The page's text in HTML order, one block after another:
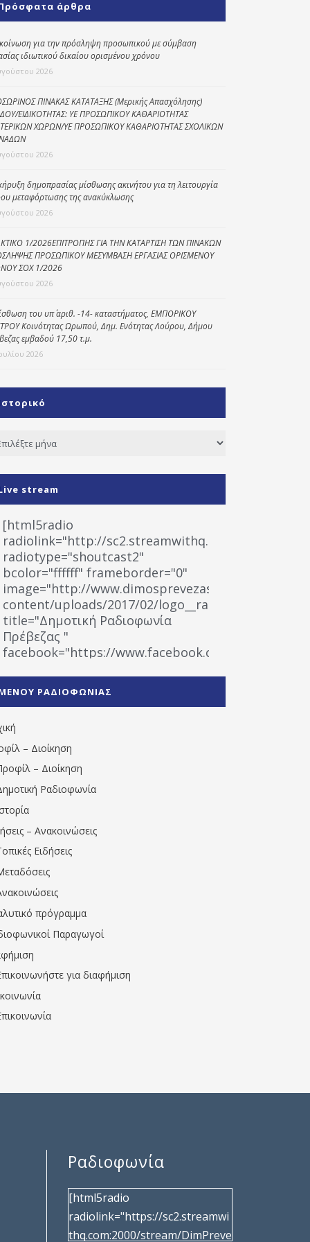
Kοινωνικό
φαρμακείο
Πρόγραμμα
“Βοήθεια στο σπίτι”
Κέντρο Ημερήσιας
Φροντίδας
άρθρα
για την πρόσληψη προσωπικού με σύμβαση
ιδιωτικού δικαίου ορισμένου χρόνου
2026
ΠΙΝΑΚΑΣ ΚΑΤΑΤΑΞΗΣ (Μερικής Απασχόλησης)
ΕΙΔΙΚΟΤΗΤΑΣ: ΥΕ ΠΡΟΣΩΠΙΚΟΥ ΚΑΘΑΡΙΟΤΗΤΑΣ
ΧΩΡΩΝ/ΥΕ ΠΡΟΣΩΠΙΚΟΥ ΚΑΘΑΡΙΟΤΗΤΑΣ ΣΧΟΛΙΚΩΝ
2026
δημοπρασίας μίσθωσης ακινήτου για τη λειτουργία
μεταφόρτωσης της ανακύκλωσης
2026
1/2026ΕΠΙΤΡΟΠΗΣ ΓΙΑ ΤΗΝ ΚΑΤΑΡΤΙΣΗ ΤΩΝ ΠΙΝΑΚΩΝ
ΠΡΟΣΩΠΙΚΟΥ ΜΕΣΥΜΒΑΣΗ ΕΡΓΑΣΙΑΣ ΟΡΙΣΜΕΝΟΥ
ΣΟΧ 1/2026
2026
του υπ΄ αριθ. -14- καταστήματος, ΕΜΠΟΡΙΚΟΥ
Κοινότητας Ωρωπού, Δημ. Ενότητας Λούρου, Δήμου
εμβαδού 17,50 τ.μ.
2026
stream
[html5radio
radiolink="http://sc2.streamwithq.com:8028/
radiotype="shoutcast2"
bcolor="ffffff" frameborder="0"
image="http://www.dimosprevezas.gr/wp-
content/uploads/2017/02/logo__radiofonias.jpg"
title="Δημοτική Ραδιοφωνία
Πρέβεζας "
facebook="https://www.facebook.com/
1531194763766854/" artist="" ]
ΡΑΔΙΟΦΩΝΙΑΣ
– Διοίκηση
– Διοίκηση
Ραδιοφωνία
– Ανακοινώσεις
Ειδήσεις
πρόγραμμα
Παραγωγοί
για διαφήμιση
Ραδιοφωνία
[html5radio
radiolink="https://sc2.streamwi
thq.com:2000/stream/DimPreve